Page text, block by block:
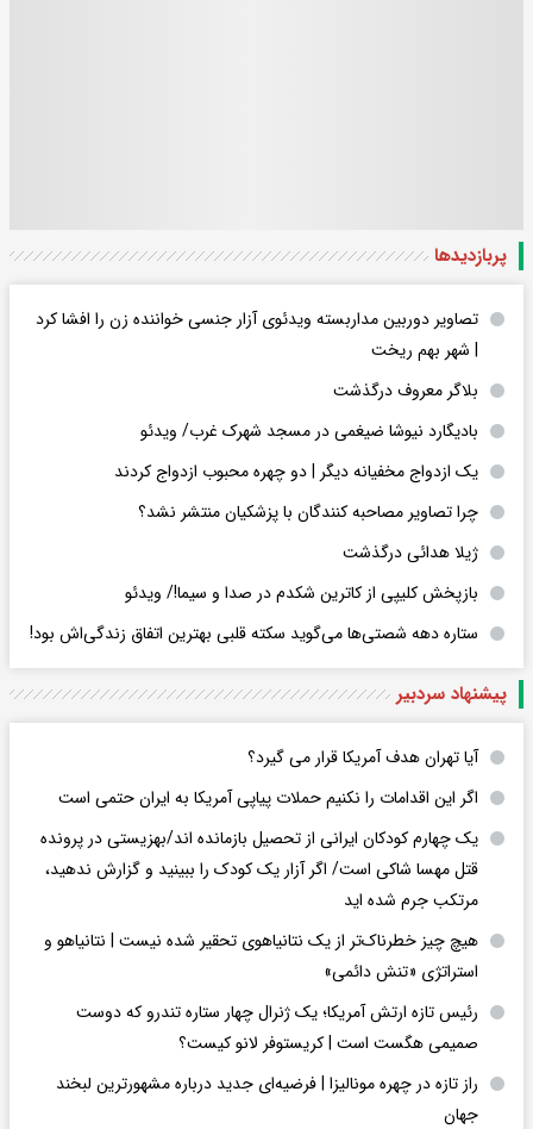
پربازدید‌ها
تصاویر دوربین مداربسته ویدئوی آزار جنسی خواننده زن را افشا کرد
| شهر بهم ریخت
بلاگر معروف درگذشت
بادیگارد نیوشا ضیغمی در مسجد شهرک غرب/ ویدئو
یک ازدواج مخفیانه دیگر | دو چهره محبوب ازدواج کردند
چرا تصاویر مصاحبه کنندگان با پزشکیان منتشر نشد؟
ژیلا هدائی درگذشت
بازپخش کلیپی از کاترین شکدم در صدا و سیما!/ ویدئو
ستاره دهه شصتی‌ها می‌گوید سکته قلبی بهترین اتفاق زندگی‌اش بود!
پیشنهاد سردبیر
آیا تهران هدف آمریکا قرار می گیرد؟
اگر این اقدامات را نکنیم حملات پیاپی آمریکا به ایران حتمی است
یک چهارم کودکان ایرانی از تحصیل بازمانده اند/بهزیستی در پرونده
قتل مهسا شاکی است/ اگر آزار یک کودک را ببینید و گزارش ندهید،
مرتکب جرم شده اید
هیچ چیز خطرناک‌تر از یک نتانیاهوی تحقیر شده نیست | نتانیاهو و
استراتژی «تنش دائمی»
رئیس تازه ارتش آمریکا؛ یک ژنرال چهار ستاره تندرو که دوست
صمیمی هگست است | کریستوفر لانو کیست؟
راز تازه در چهره مونالیزا | فرضیه‌ای جدید درباره مشهورترین لبخند
جهان